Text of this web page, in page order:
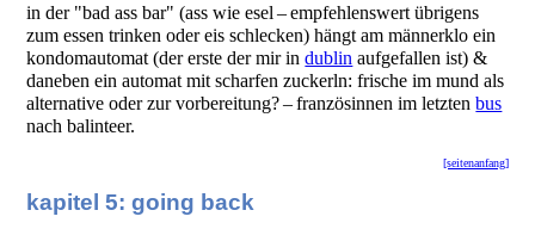
in der "bad ass bar" (ass wie esel – empfehlenswert übrigens
zum essen trinken oder eis schlecken) hängt am männerklo ein
kondomautomat (der erste der mir indublin aufgefallen ist) &
daneben ein automat mit scharfen zuckerln: frische im mund als
alternative oder zur vorbereitung? – französinnen im letztenbus
nach balinteer.
[seitenanfang]
kapitel 5: going back